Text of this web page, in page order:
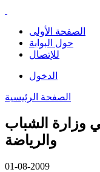
الصفحة الأولى
حول البوابة
للإتصال
الدخول
الصفحة الرئيسية
وزارة الشباب
والرياضة
01-08-2009